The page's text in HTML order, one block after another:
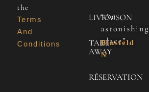
the
Terms
And
Conditions
LIVRAISON
TAKE
AWAY
RÉSERVATION
“An
astonishing
place”
Binsfeld
N